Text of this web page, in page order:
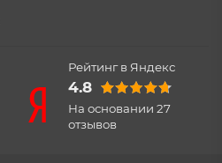
Рейтинг в Яндекс
4.8
На основании 27
отзывов